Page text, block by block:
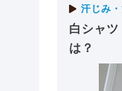
汗じみ
白シャ
は？